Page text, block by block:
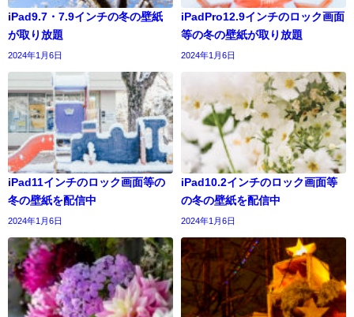
iPad9.7・7.9インチの冬の壁紙
が取り放題
2024年1月6日
iPadPro12.9インチのロック画面
等の冬の壁紙が取り放題
2024年1月6日
iPad11インチのロック画面等の
冬の壁紙を配信中
2024年1月6日
iPad10.2インチのロック画面等
の冬の壁紙を配信中
2024年1月6日